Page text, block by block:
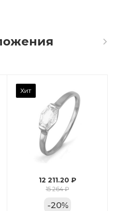
Хит
12 211.20 ₽
15 264 ₽
-20%